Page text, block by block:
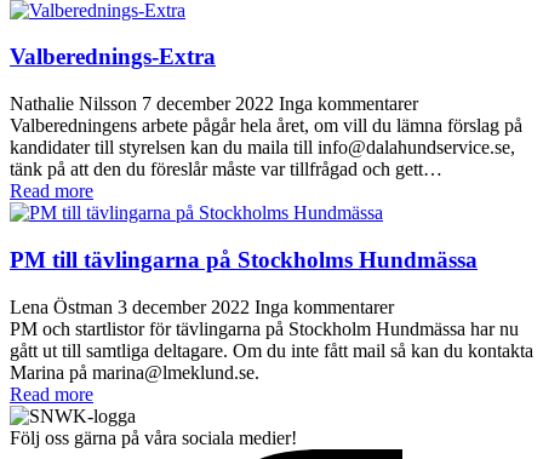
Valberednings-Extra
Nathalie Nilsson 7 december 2022 Inga kommentarer
Valberedningens arbete pågår hela året, om vill du lämna förslag på
kandidater till styrelsen kan du maila till info@dalahundservice.se,
tänk på att den du föreslår måste var tillfrågad och gett…
Read more
PM till tävlingarna på Stockholms Hundmässa
Lena Östman 3 december 2022 Inga kommentarer
PM och startlistor för tävlingarna på Stockholm Hundmässa har nu
gått ut till samtliga deltagare. Om du inte fått mail så kan du kontakta
Marina på marina@lmeklund.se.
Read more
Följ oss gärna på våra sociala medier!